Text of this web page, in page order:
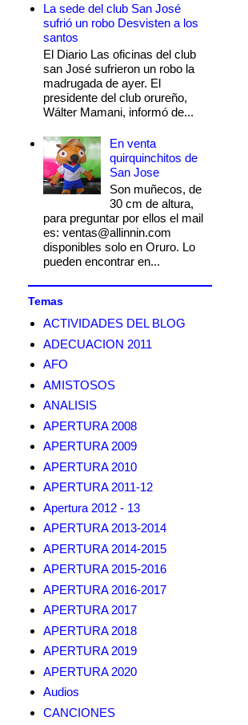
La sede del club San José
sufrió un robo Desvisten a los
santos
El Diario Las oficinas del club
san José sufrieron un robo la
madrugada de ayer. El
presidente del club orureño,
Wálter Mamani, informó de...
En venta
quirquinchitos de
San Jose
Son muñecos, de
30 cm de altura,
para preguntar por ellos el mail
es: ventas@allinnin.com
disponibles solo en Oruro. Lo
pueden encontrar en...
Temas
ACTIVIDADES DEL BLOG
ADECUACION 2011
AFO
AMISTOSOS
ANALISIS
APERTURA 2008
APERTURA 2009
APERTURA 2010
APERTURA 2011-12
Apertura 2012 - 13
APERTURA 2013-2014
APERTURA 2014-2015
APERTURA 2015-2016
APERTURA 2016-2017
APERTURA 2017
APERTURA 2018
APERTURA 2019
APERTURA 2020
Audios
CANCIONES